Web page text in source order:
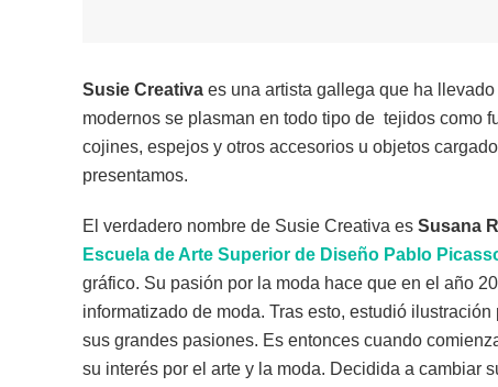
Susie Creativa es una artista gallega que ha
modernos se plasman en todo tipo de tejidos como
cojines, espejos y otros accesorios u objetos
presentamos.
El verdadero nombre de Susie Creativa es Susana
Escuela de Arte Superior de Diseño Pablo
gráfico. Su pasión por la moda hace que en el año
informatizado de moda. Tras esto, estudió
sus grandes pasiones. Es entonces cuando
su interés por el arte y la moda. Decidida a cambiar